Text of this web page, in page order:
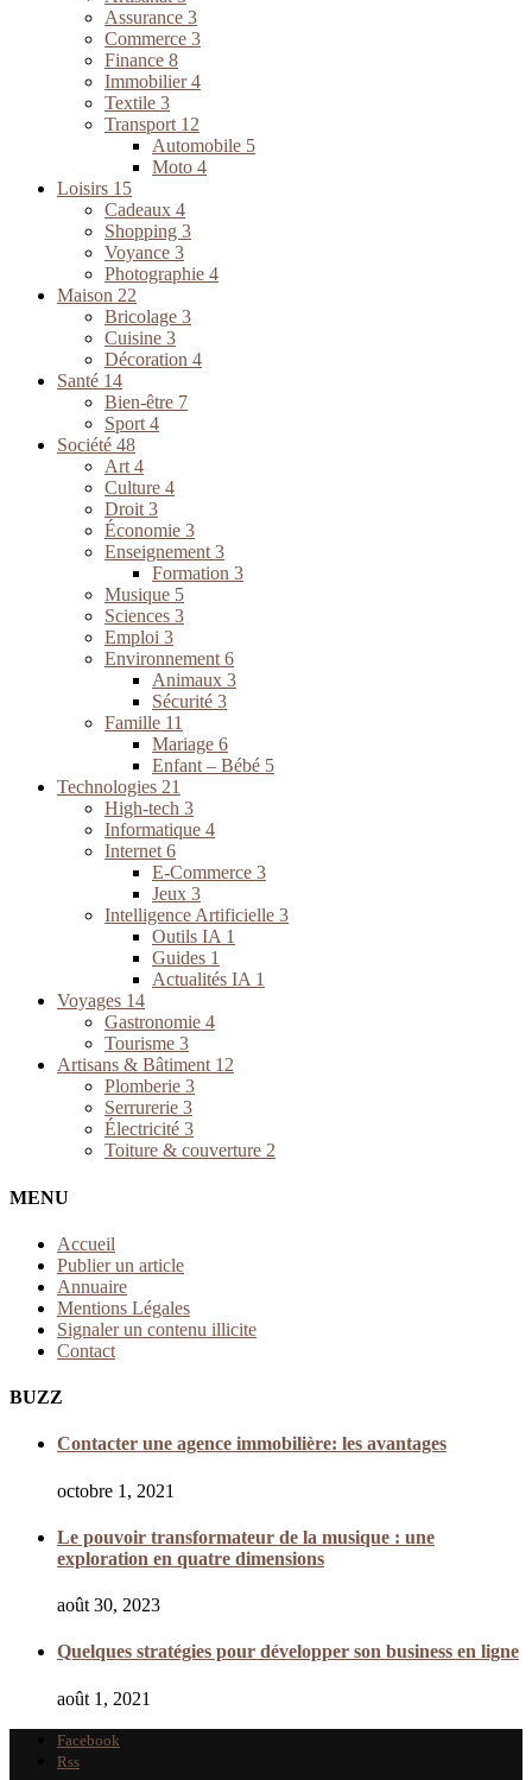
Assurance 3
Commerce 3
Finance 8
Immobilier4
Textile 3
Transport 12
Automobile 5
Moto 4
Loisirs 15
Cadeaux 4
Shopping 3
Voyance 3
Photographie 4
Maison 22
Bricolage 3
Cuisine 3
Décoration 4
Santé 14
Bien-être 7
Sport 4
Société 48
Art 4
Culture 4
Droit 3
Économie 3
Enseignement 3
Formation 3
Musique 5
Sciences 3
Emploi 3
Environnement 6
Animaux 3
Sécurité 3
Famille 11
Mariage 6
Enfant – Bébé 5
Technologies 21
High-tech 3
Informatique 4
Internet 6
E-Commerce 3
Jeux 3
Intelligence Artificielle 3
Outils IA 1
Guides 1
Actualités IA 1
Voyages 14
Gastronomie 4
Tourisme 3
Artisans & Bâtiment 12
Plomberie 3
Serrurerie 3
Électricité 3
Toiture & couverture 2
MENU
Accueil
Publier un article
Annuaire
Mentions Légales
Signaler un contenu illicite
Contact
BUZZ
Contacter une agence immobilière: les avantages
octobre 1, 2021
Le pouvoir transformateur de la musique : une
exploration en quatre dimensions
août 30, 2023
Quelques stratégies pour développer son business en ligne
août 1, 2021
Facebook
Rss